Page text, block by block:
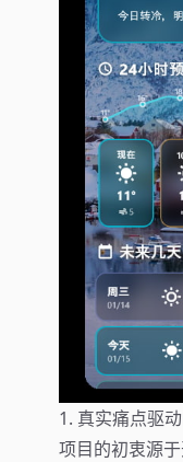
1. 真实痛点驱
项目的初衷源